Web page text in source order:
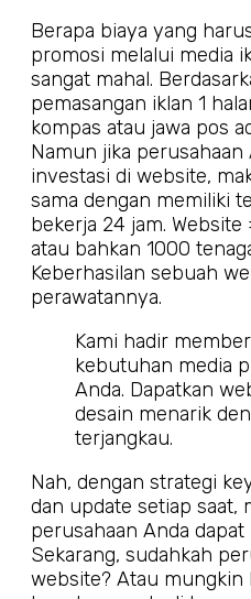
Berapa biaya yang
promosi melalui media
sangat mahal.
pemasangan iklan 1
kompas atau jawa pos
Namun jika
investasi di website,
sama dengan memiliki
bekerja 24 jam. Website
atau bahkan 1000
Keberhasilan sebuah
perawatannya.
Kami hadir
kebutuhan media
Anda. Dapatkan
desain menarik
terjangkau.
Nah, dengan strategi
dan update setiap saat,
perusahaan Anda
Sekarang, sudahkah
website? Atau mungkin